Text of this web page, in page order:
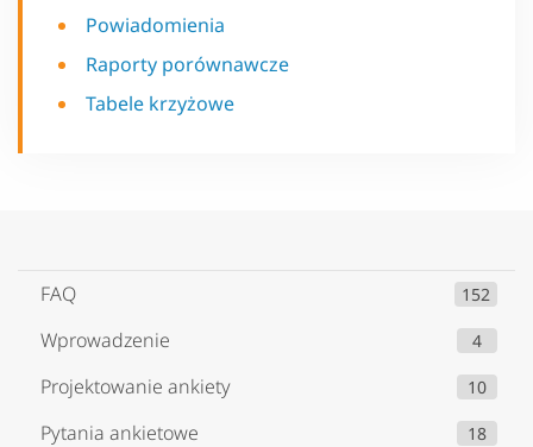
FAQ 152
Wprowadzenie 4
Projektowanie ankiety 10
Pytania ankietowe 18
Powiadomienia
Raporty porównawcze
Tabele krzyżowe